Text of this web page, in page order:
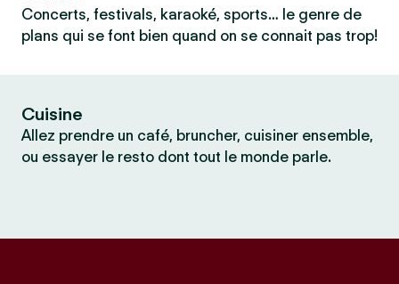
Concerts, festivals, karaoké, sports… le genre de
plans qui se font bien quand on se connait pas trop!
Cuisine
Allez prendre un café, bruncher, cuisiner ensemble,
ou essayer le resto dont tout le monde parle.